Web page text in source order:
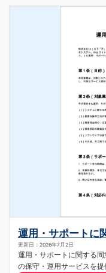
運用・サポートに
更新日：2026年7月2日
運用・サポートに関する
の保守・運用サービスを